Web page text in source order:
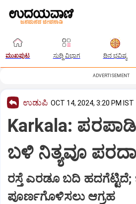
ಮುಖಪುಟ ಸುದ್ದಿ ವಿಭಾಗ ದಿನ ಭವಿಷ್ಯ
ADVERTISEMENT
ಉಡುಪಿ OCT 14, 2024, 3:20 PM IST
Karkala:
ಬಳಿ ನಿತ್ಯವೂ
ರಸ್ತೆ ಎರಡೂ ಬದಿ ಹದಗೆಟ್ಟಿದೆ;
ಪೂರ್ಣಗೊಳಿಸಲು ಆಗ್ರಹ